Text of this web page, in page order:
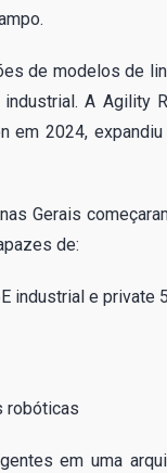
de modelos de
A Agility
em 2024,
Gerais
de:
industrial e private
robóticas
em uma